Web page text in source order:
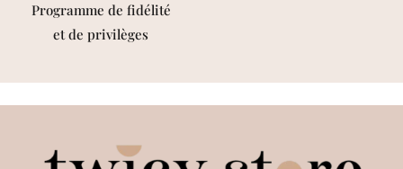
Programme de fidélité
et de privilèges